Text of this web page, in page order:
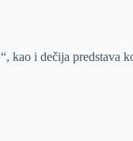
i dečija